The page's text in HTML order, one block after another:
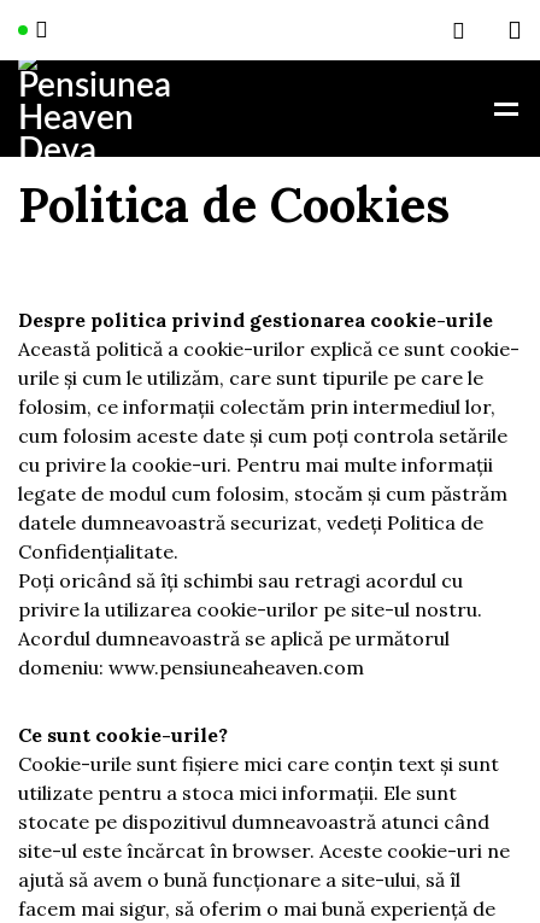
Politica de Cookies
Despre politica privind gestionarea cookie-urile
Această politică a cookie-urilor explică ce sunt cookie-
urile și cum le utilizăm, care sunt tipurile pe care le
folosim, ce informații colectăm prin intermediul lor,
cum folosim aceste date și cum poți controla setările
cu privire la cookie-uri. Pentru mai multe informații
legate de modul cum folosim, stocăm și cum păstrăm
datele dumneavoastră securizat, vedeți Politica de
Confidențialitate.
Poți oricând să îți schimbi sau retragi acordul cu
privire la utilizarea cookie-urilor pe site-ul nostru.
Acordul dumneavoastră se aplică pe următorul
domeniu: www.pensiuneaheaven.com
Ce sunt cookie-urile?
Cookie-urile sunt fișiere mici care conțin text și sunt
utilizate pentru a stoca mici informații. Ele sunt
stocate pe dispozitivul dumneavoastră atunci când
site-ul este încărcat în browser. Aceste cookie-uri ne
ajută să avem o bună funcționare a site-ului, să îl
facem mai sigur, să oferim o mai bună experiență de